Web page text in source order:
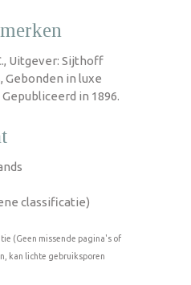
Uitgever: Sijthoff
Gebonden in luxe
in 1896.
classificatie)
(Geen missende pagina's of
kan lichte gebruiksporen